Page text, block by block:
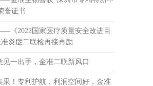
誉证书
《2022国家医疗质量安全改进目
炎症二联检再接再励
见一出手，金准二联新风口
采！专利护航，利润空间好，金准